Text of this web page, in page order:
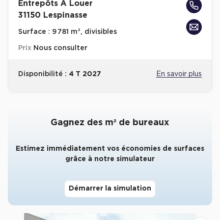
Collections de Logistique
Entrepôts logistique classe A
Location de Commerces à Paris
Location de Commerces à Toulouse
Entrepôts A Louer
31150 Lespinasse
Surface : 9 781 m², divisibles
Prix Nous consulter
Disponibilité : 4 T 2027 En savoir plus
Gagnez des m² de bureaux
Estimez immédiatement vos économies de surfaces
grâce à notre simulateur
Démarrer la simulation